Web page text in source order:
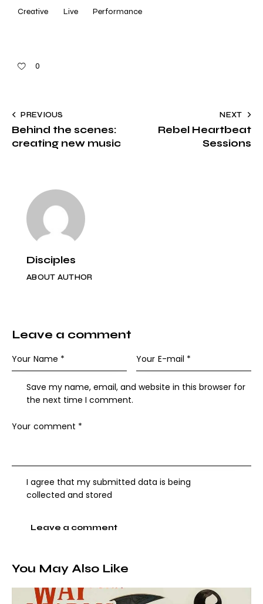
Creative Live Performance
0
PREVIOUS
Behind the scenes:
creating new music
NEXT
Rebel Heartbeat
Sessions
Disciples
ABOUT AUTHOR
Leave a comment
Save my name, email, and website in this browser for
the next time I comment.
I agree that my submitted data is being
collected and stored
You May Also Like